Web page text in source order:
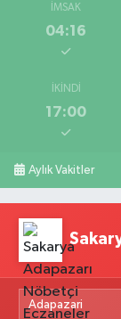
İMSAK
04:16
İKINDI
17:00
Aylık Vakitler